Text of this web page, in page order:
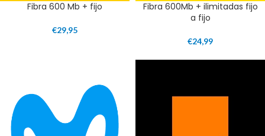
Fibra 600 Mb + fijo
€29,95
Fibra 600Mb + ilimitadas fijo
a fijo
€24,99